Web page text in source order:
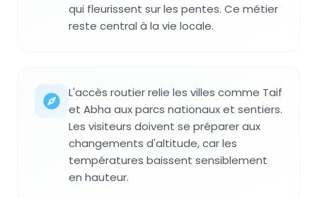
qui fleurissent sur les pentes. Ce métier
reste central à la vie locale.
L'accès routier relie les villes comme Taif
et Abha aux parcs nationaux et sentiers.
Les visiteurs doivent se préparer aux
changements d'altitude, car les
températures baissent sensiblement
en hauteur.